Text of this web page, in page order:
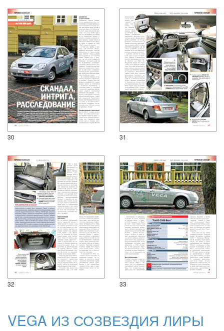
30 31
32 33
VEGA ИЗ СОЗВЕЗДИЯ ЛИРЫ